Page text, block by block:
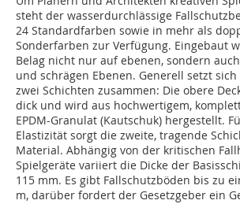
steht der wasserdurchlässige
24 Standardfarben sowie in mehr als
Sonderfarben zur Verfügung. Eingebaut
Belag nicht nur auf ebenen, sondern
und schrägen Ebenen. Generell setzt
zwei Schichten zusammen: Die obere
dick und wird aus hochwertigem,
EPDM-Granulat (Kautschuk) hergestellt.
Elastizität sorgt die zweite, tragende
Material. Abhängig von der kritischen
Spielgeräte variiert die Dicke der
115 mm. Es gibt Fallschutzböden bis zu
m, darüber fordert der Gesetzgeber ein